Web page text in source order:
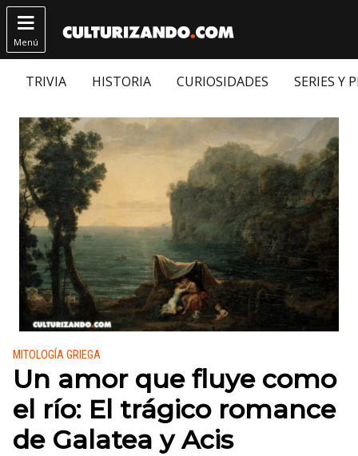

Menú
TRIVIA HISTORIA CURIOSIDADES SERIES Y
Publicado en:
MITOLOGÍA GRIEGA
Un amor que fluye como
el río: El trágico romance
de Galatea y Acis